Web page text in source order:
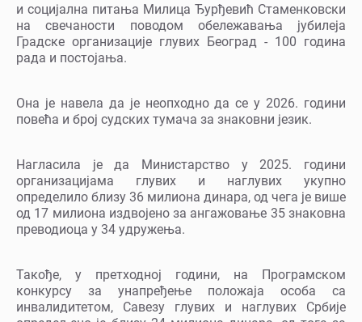
и социјална питања Милица Ђурђевић Стаменковски
на свечаности поводом обележавања јубилеја
Градске организације глувих Београд - 100 година
рада и постојања.
Она је навела да је неопходно да се у 2026. години
повећа и број судских тумача за знаковни језик.
Нагласила је да Министарство у 2025. години
организацијама глувих и наглувих укупно
определило близу 36 милиона динара, од чега је више
од 17 милиона издвојено за ангажовање 35 знаковна
преводиоца у 34 удружења.
Такође, у претходној години, на Програмском
конкурсу за унапређење положаја особа са
инвалидитетом, Савезу глувих и наглувих Србије